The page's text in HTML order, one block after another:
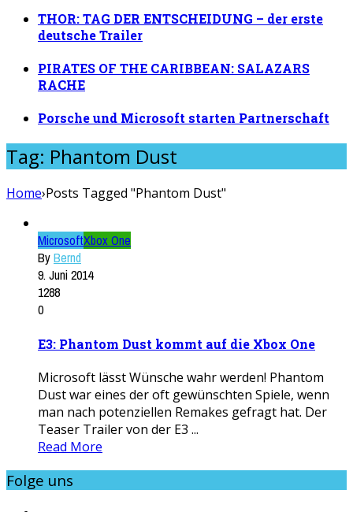
THOR: TAG DER ENTSCHEIDUNG – der erste
deutsche Trailer
PIRATES OF THE CARIBBEAN: SALAZARS
RACHE
Porsche und Microsoft starten Partnerschaft
Tag: Phantom Dust
Home›Posts Tagged "Phantom Dust"
MicrosoftXbox One
ByBernd
9. Juni 2014
1288
0
E3: Phantom Dust kommt auf die Xbox One
Microsoft lässt Wünsche wahr werden! Phantom
Dust war eines der oft gewünschten Spiele, wenn
man nach potenziellen Remakes gefragt hat. Der
Teaser Trailer von der E3 ...
Read More
Folge uns